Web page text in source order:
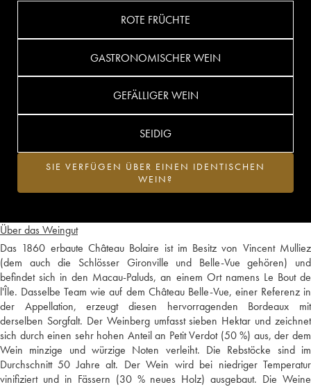
Über das Weingut
Das 1860 erbaute Château Bolaire ist im Besitz von Vincent Mulliez
(dem auch die Schlösser Gironville und Belle-Vue gehören) und
befindet sich in den Macau-Paluds, an einem Ort namens Le Bout de
l'Île. Dasselbe Team wie auf dem Château Belle-Vue, einer Referenz in
der Appellation, erzeugt diesen hervorragenden Bordeaux mit
derselben Sorgfalt. Der Weinberg umfasst sieben Hektar und zeichnet
sich durch einen sehr hohen Anteil an Petit Verdot (50 %) aus, der dem
Wein minzige und würzige Noten verleiht. Die Rebstöcke sind im
Durchschnitt 50 Jahre alt. Der Wein wird bei niedriger Temperatur
vinifiziert und in Fässern (30 % neues Holz) ausgebaut. Die Weine
ROTE FRÜCHTE
GASTRONOMISCHER WEIN
GEFÄLLIGER WEIN
SEIDIG
SIE VERFÜGEN ÜBER EINEN IDENTISCHEN
WEIN?